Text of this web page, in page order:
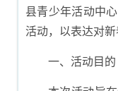
县青少年活动中
活动，以表达对新
一、活动目的